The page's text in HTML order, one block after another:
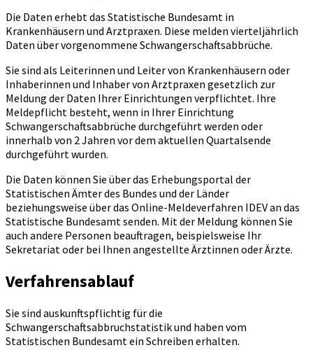
Die Daten erhebt das Statistische Bundesamt in
Krankenhäusern und Arztpraxen. Diese melden vierteljährlich
Daten über vorgenommene Schwangerschaftsabbrüche.
Sie sind als Leiterinnen und Leiter von Krankenhäusern oder
Inhaberinnen und Inhaber von Arztpraxen gesetzlich zur
Meldung der Daten Ihrer Einrichtungen verpflichtet. Ihre
Meldepflicht besteht, wenn in Ihrer Einrichtung
Schwangerschaftsabbrüche durchgeführt werden oder
innerhalb von 2 Jahren vor dem aktuellen Quartalsende
durchgeführt wurden.
Die Daten können Sie über das Erhebungsportal der
Statistischen Ämter des Bundes und der Länder
beziehungsweise über das Online-Meldeverfahren IDEV an das
Statistische Bundesamt senden. Mit der Meldung können Sie
auch andere Personen beauftragen, beispielsweise Ihr
Sekretariat oder bei Ihnen angestellte Ärztinnen oder Ärzte.
Verfahrensablauf
Sie sind auskunftspflichtig für die
Schwangerschaftsabbruchstatistik und haben vom
Statistischen Bundesamt ein Schreiben erhalten.